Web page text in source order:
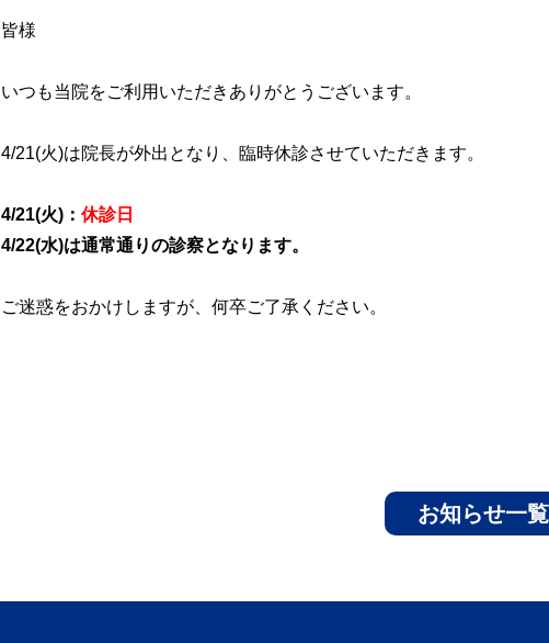
皆様
いつも当院をご利用いただきありがとうございます。
4/21(火)は院長が外出となり、臨時休診させていただきます。
4/21(火)： 休診日
4/22(水)は通常通りの診察となります。
ご迷惑をおかけしますが、何卒ご了承ください。
お知らせ一